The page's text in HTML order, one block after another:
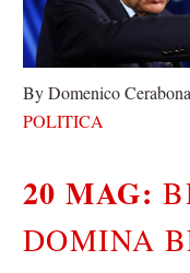
By Domenico Cerabona
POLITICA
20 MAG:
DOMINA